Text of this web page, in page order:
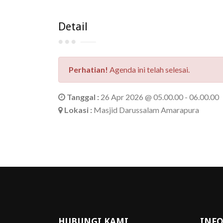
Detail
Perhatian! Agenda ini telah selesai.
Tanggal : 26 Apr 2026 @ 05.00.00 - 06.00.00
Lokasi : Masjid Darussalam Amarapura